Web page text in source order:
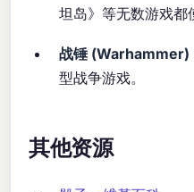
坦岛》等无数游戏都
战锤 (Warhammer)
型战争游戏。
其他资源